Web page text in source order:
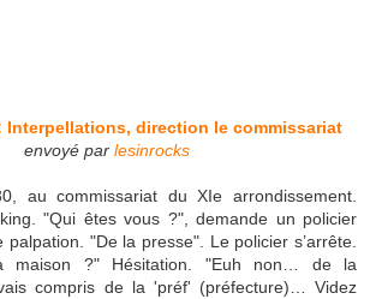
Interpellations, direction le commissariat
envoyé par lesinrocks
au commissariat du XIe arrondissement.
"Qui êtes vous ?", demande un policier
"De la presse". Le policier s’arrête.
maison ?" Hésitation. "Euh non… de la
compris de la 'préf' (préfecture)… Videz